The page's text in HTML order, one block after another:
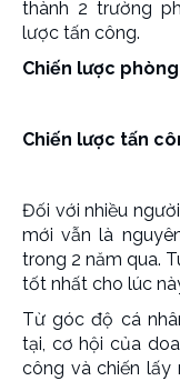
thành 2 trường
lược tấn công.
Chiến lược
Chiến lược tấn
Đối với nhiều
mới vẫn là
trong 2 năm qua.
tốt nhất cho lúc
Từ góc độ cá
tại, cơ hội của
công và chiến lấy